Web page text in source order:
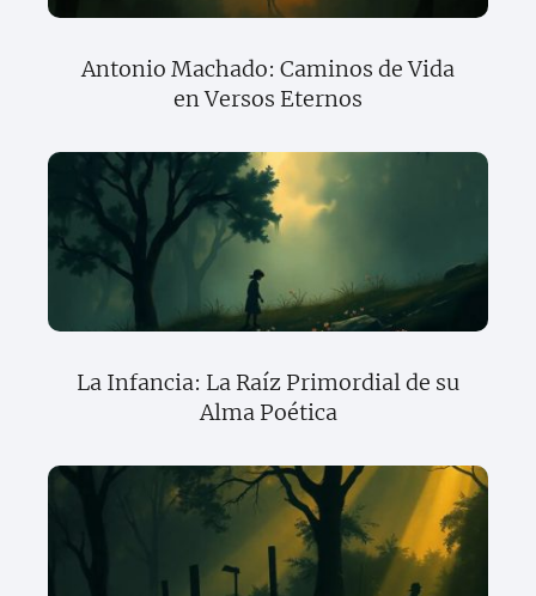
Antonio Machado: Caminos de Vida
en Versos Eternos
La Infancia: La Raíz Primordial de su
Alma Poética